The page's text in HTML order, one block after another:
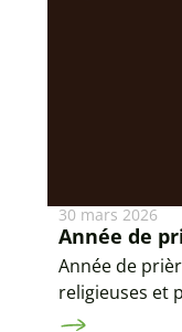
30 mars 2026
Année de
Année de
religieuses et